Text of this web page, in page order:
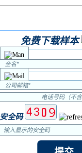
免费下载样本
安全码